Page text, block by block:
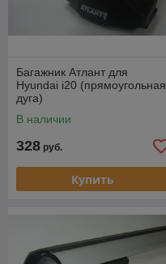
Багажник Атлант для
Hyundai i20 (прямоугольная
дуга)
В наличии
328 руб.
Купить